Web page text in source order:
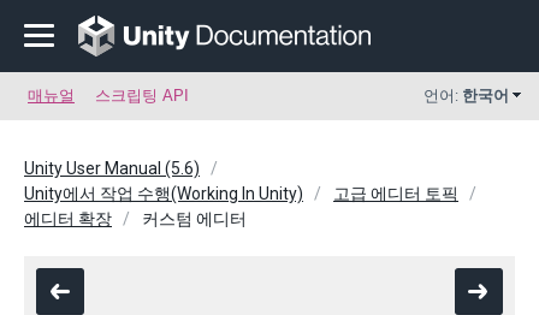
매뉴얼 스크립팅 API 언어: 한국어
Unity User Manual (5.6)
Unity에서 작업 수행(Working In Unity)
고급 에디터 토픽
에디터 확장
커스텀 에디터